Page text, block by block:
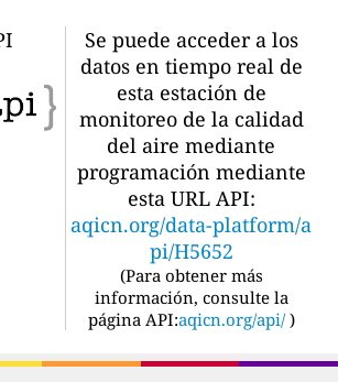
Se puede acceder a los
datos en tiempo real de
esta estación de
monitoreo de la calidad
del aire mediante
programación mediante
esta URL API:
aqicn.org/data-platform/a
pi/H5652
(Para obtener más
información, consulte la
página API:aqicn.org/api/ )